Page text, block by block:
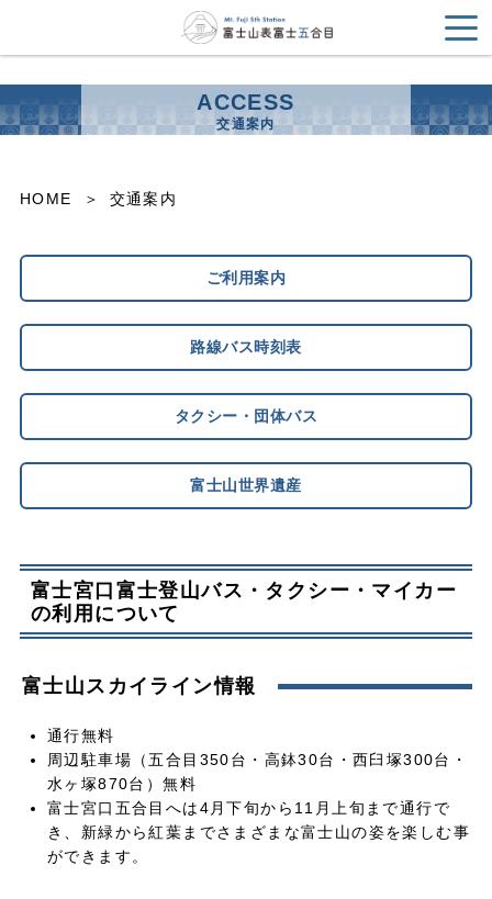
ACCESS
交通案内
HOME 交通案内
ご利用案内
路線バス時刻表
タクシー・団体バス
富士山世界遺産
富士宮口富士登山バス・タクシー・マイカー
の利用について
富士山スカイライン情報
通行無料
周辺駐車場（五合目350台・高鉢30台・西臼塚300台・
水ヶ塚870台）無料
富士宮口五合目へは4月下旬から11月上旬まで通行で
き、新緑から紅葉までさまざまな富士山の姿を楽しむ事
ができます。